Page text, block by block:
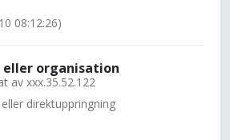
08:12:26)
eller organisation
av xxx.35.52.122
direktuppringning